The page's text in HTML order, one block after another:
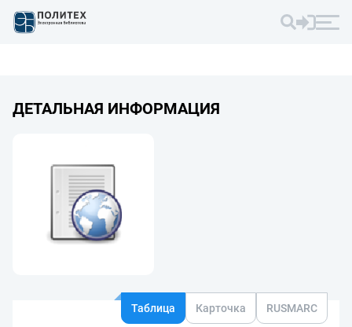
ДЕТАЛЬНАЯ ИНФОРМАЦИЯ
Таблица Карточка RUSMARC